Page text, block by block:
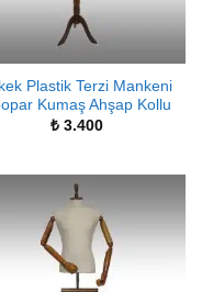
Plastik Terzi Mankeni
Kumaş Ahşap Kollu
₺ 3.400